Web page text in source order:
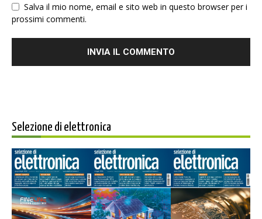
Salva il mio nome, email e sito web in questo browser per i
prossimi commenti.
Selezione di elettronica